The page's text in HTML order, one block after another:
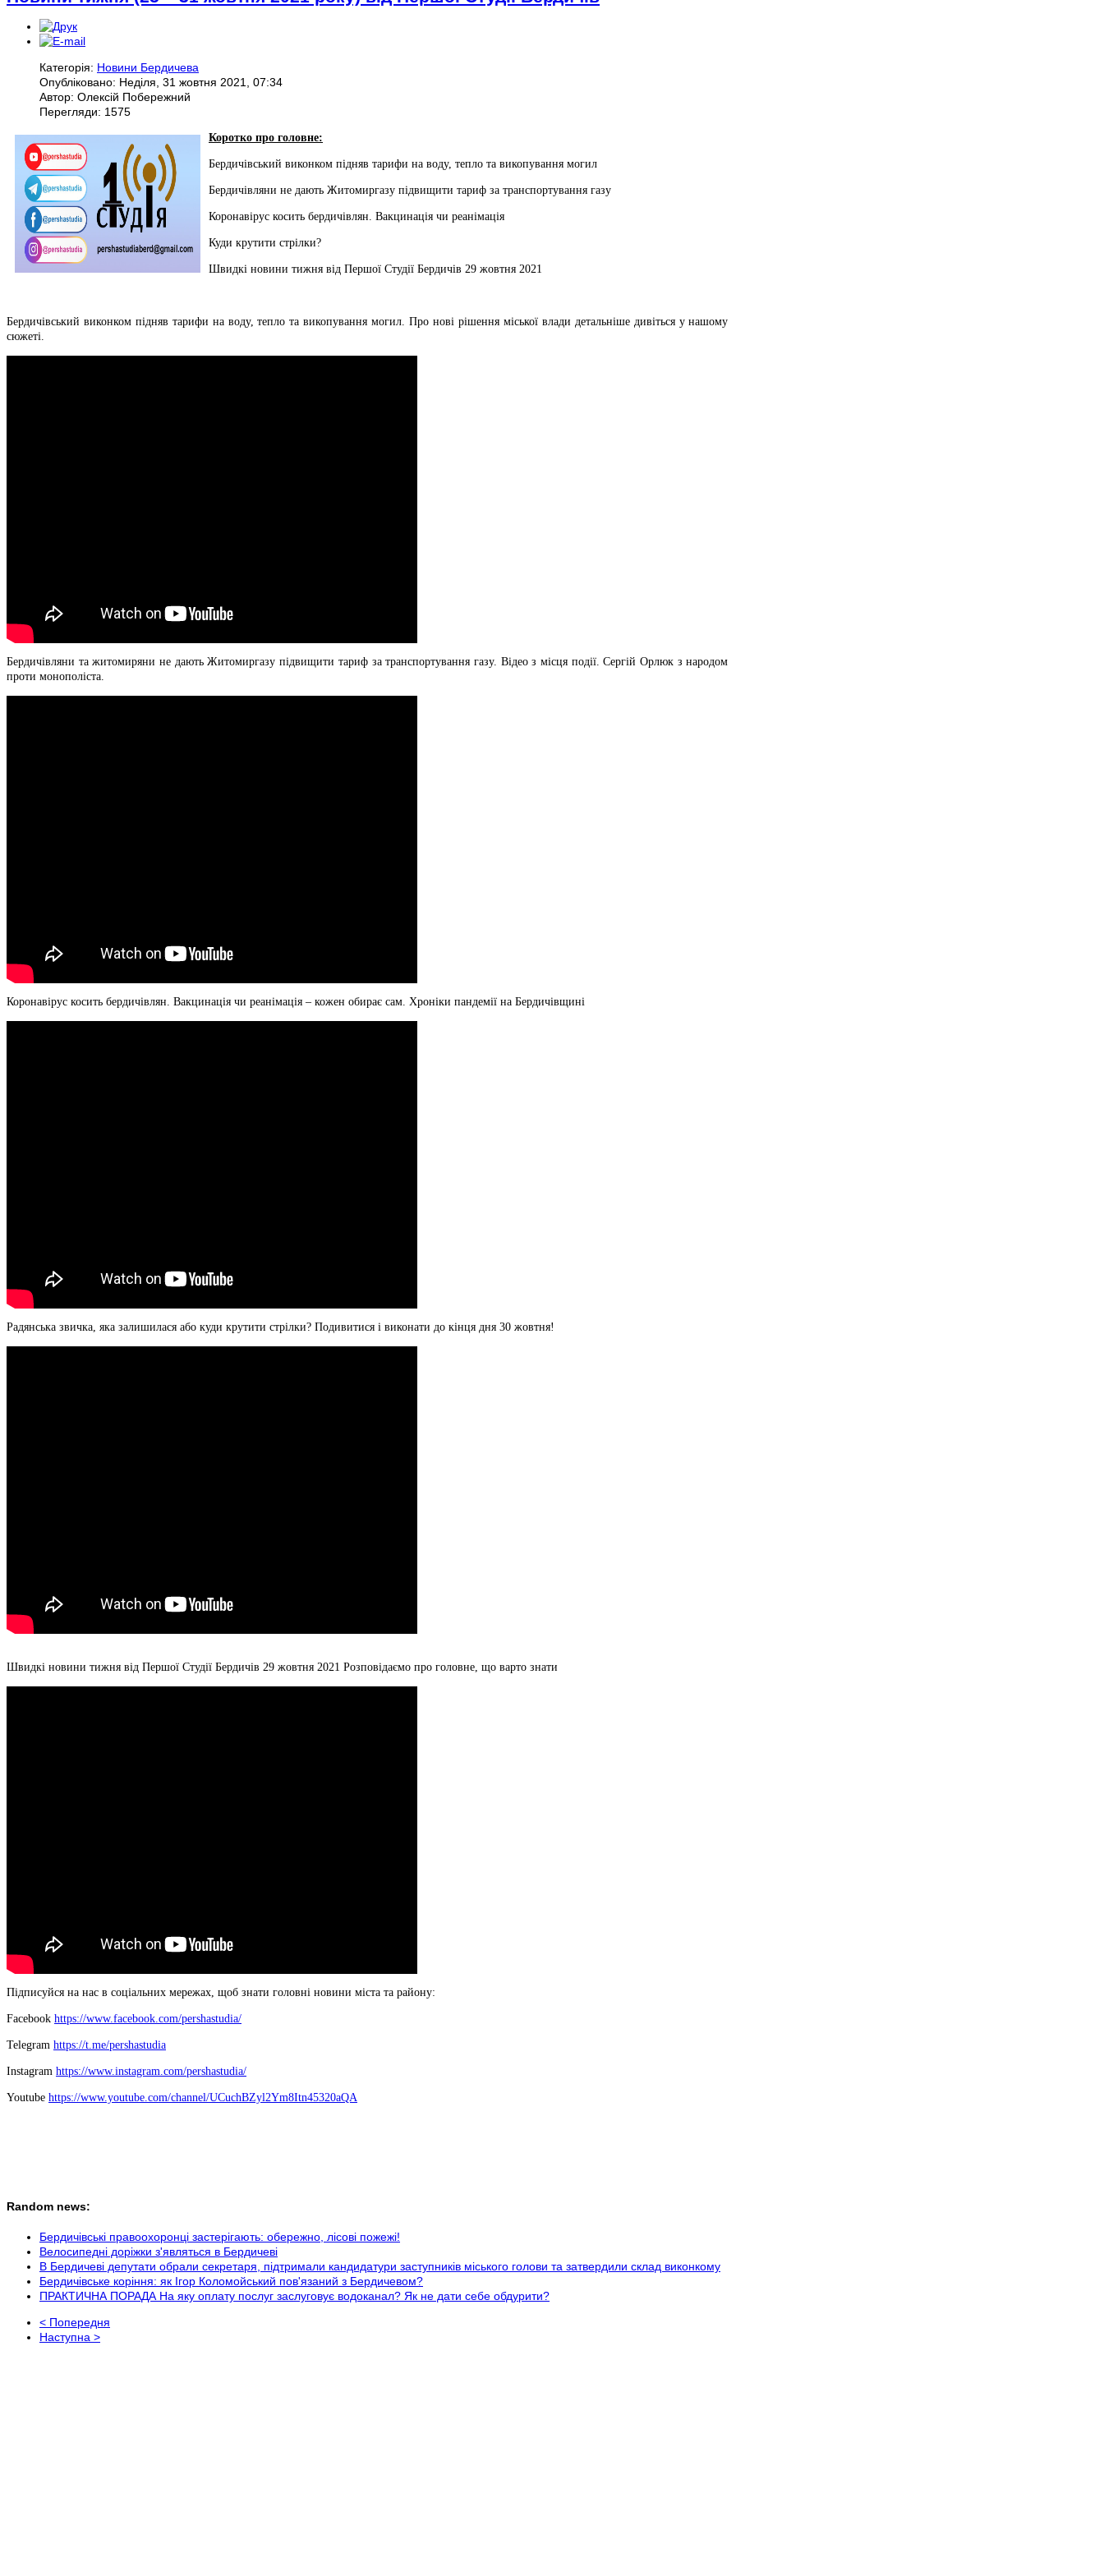
Категорія: Новини Бердичева
Опубліковано: Неділя, 31 жовтня 2021, 07:34
Автор: Олексій Побережний
Перегляди: 1575
Коротко про головне:
Бердичівський виконком підняв тарифи на воду, тепло та викопування могил
Бердичівляни не дають Житомиргазу підвищити тариф за транспортування газу
Коронавірус косить бердичівлян. Вакцинація чи реанімація
Куди крутити стрілки?
Швидкі новини тижня від Першої Студії Бердичів 29 жовтня 2021
Бердичівський виконком підняв тарифи на воду, тепло та викопування могил. Про нові рішення міської влади детальніше дивіться у нашому
сюжеті.
Бердичівляни та житомиряни не дають Житомиргазу підвищити тариф за транспортування газу. Відео з місця події. Сергій Орлюк з народом
проти монополіста.
Коронавірус косить бердичівлян. Вакцинація чи реанімація – кожен обирає сам. Хроніки пандемії на Бердичівщині
Радянська звичка, яка залишилася або куди крутити стрілки? Подивитися і виконати до кінця дня 30 жовтня!
Швидкі новини тижня від Першої Студії Бердичів 29 жовтня 2021 Розповідаємо про головне, що варто знати
Підписуйся на нас в соціальних мережах, щоб знати головні новини міста та району:
Facebook https://www.facebook.com/pershastudia/
Telegram https://t.me/pershastudia
Іnstagram https://www.instagram.com/pershastudia/
Youtube https://www.youtube.com/channel/UCuchBZyl2Ym8Itn45320aQA
Random news:
Бердичівські правоохоронці застерігають: обережно, лісові пожежі!
Велосипедні доріжки з'являться в Бердичеві
В Бердичеві депутати обрали секретаря, підтримали кандидатури заступників міського голови та затвердили склад виконкому
Бердичівське коріння: як Ігор Коломойський пов'язаний з Бердичевом?
ПРАКТИЧНА ПОРАДА На яку оплату послуг заслуговує водоканал? Як не дати себе обдурити?
< Попередня
Наступна >